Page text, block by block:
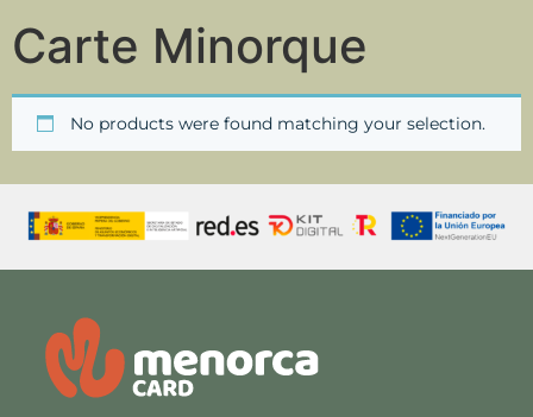
Carte Minorque
No products were found matching your selection.